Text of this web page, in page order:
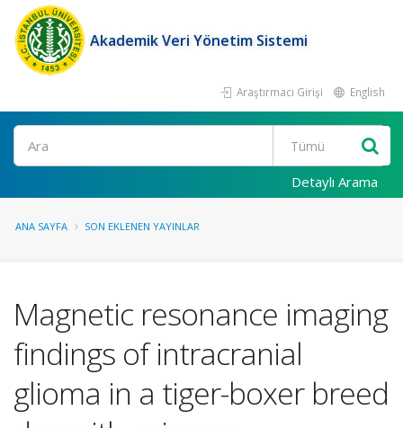
Akademik Veri Yönetim Sistemi
Araştırmacı Girişi English
Ara
Detaylı Arama
ANA SAYFA SON EKLENEN YAYINLAR
Magnetic resonance imaging
findings of intracranial
glioma in a tiger-boxer breed